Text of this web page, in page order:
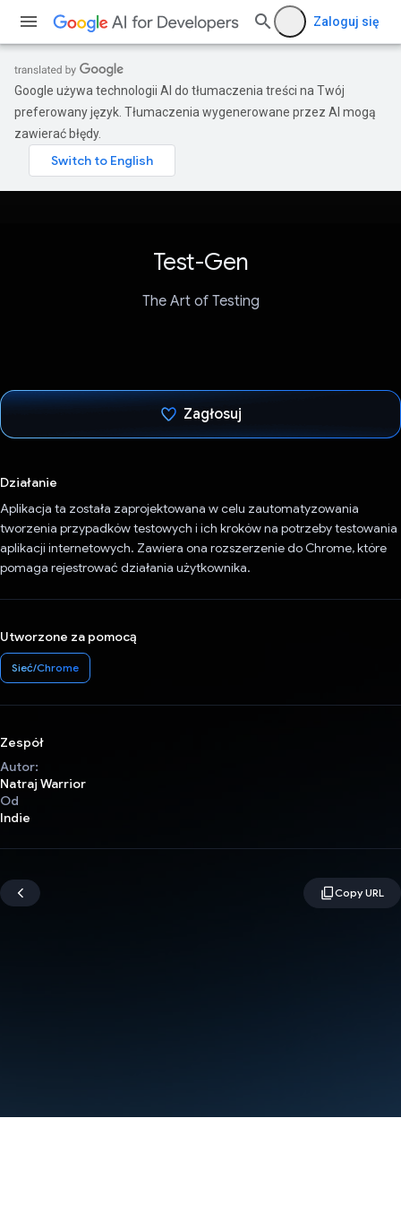
Zaloguj się
Google używa technologii AI do tłumaczenia treści na Twój
preferowany język. Tłumaczenia wygenerowane przez AI mogą
zawierać błędy.
Test-Gen
The Art of Testing
Zagłosuj
Działanie
Aplikacja ta została zaprojektowana w celu zautomatyzowania
tworzenia przypadków testowych i ich kroków na potrzeby testowania
aplikacji internetowych. Zawiera ona rozszerzenie do Chrome, które
pomaga rejestrować działania użytkownika.
Utworzone za pomocą
Sieć/Chrome
Zespół
Autor:
Natraj Warrior
Od
Indie